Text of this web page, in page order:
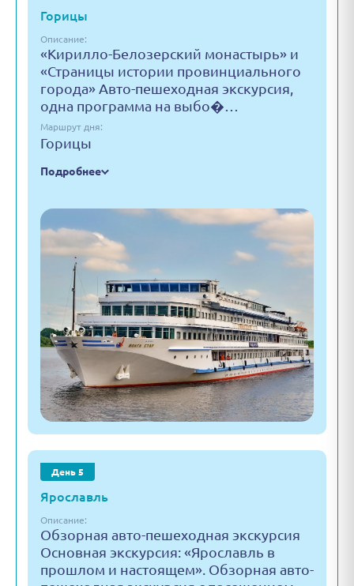
Горицы
Описание:
«Кирилло-Белозерский монастырь» и
«Страницы истории провинциального
города» Авто-пешеходная экскурсия,
одна программа на выбо�…
Маршрут дня:
Горицы
Подробнее
День 5
Ярославль
Описание:
Обзорная авто-пешеходная экскурсия
Основная экскурсия: «Ярославль в
прошлом и настоящем». Обзорная авто-